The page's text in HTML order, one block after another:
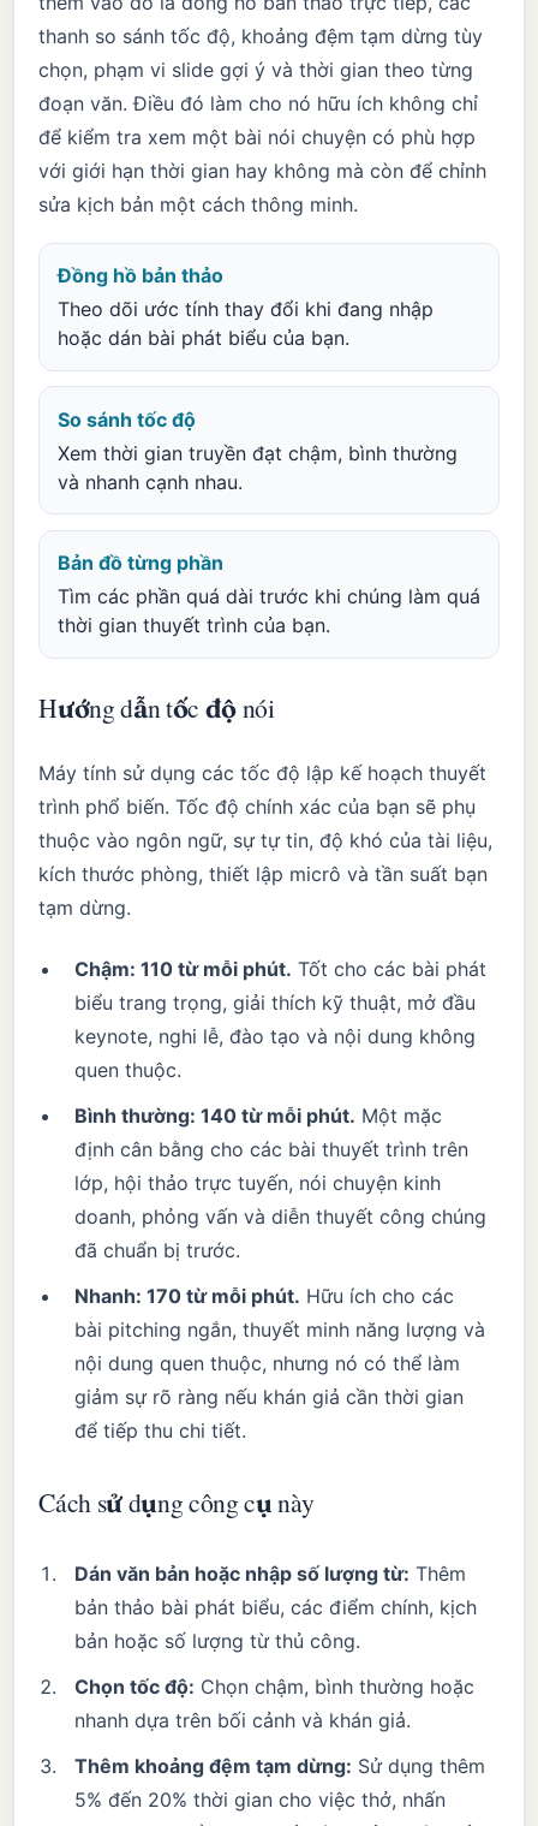
thanh so sánh tốc độ, khoảng đệm tạm dừng tùy
chọn, phạm vi slide gợi ý và thời gian theo từng
đoạn văn. Điều đó làm cho nó hữu ích không chỉ
để kiểm tra xem một bài nói chuyện có phù hợp
với giới hạn thời gian hay không mà còn để chỉnh
sửa kịch bản một cách thông minh.
Đồng hồ bản thảo
Theo dõi ước tính thay đổi khi đang nhập
hoặc dán bài phát biểu của bạn.
So sánh tốc độ
Xem thời gian truyền đạt chậm, bình thường
và nhanh cạnh nhau.
Bản đồ từng phần
Tìm các phần quá dài trước khi chúng làm quá
thời gian thuyết trình của bạn.
Hướng dẫn tốc độ nói
Máy tính sử dụng các tốc độ lập kế hoạch thuyết
trình phổ biến. Tốc độ chính xác của bạn sẽ phụ
thuộc vào ngôn ngữ, sự tự tin, độ khó của tài liệu,
kích thước phòng, thiết lập micrô và tần suất bạn
tạm dừng.
Chậm: 110 từ mỗi phút. Tốt cho các bài phát
biểu trang trọng, giải thích kỹ thuật, mở đầu
keynote, nghi lễ, đào tạo và nội dung không
quen thuộc.
Bình thường: 140 từ mỗi phút. Một mặc
định cân bằng cho các bài thuyết trình trên
lớp, hội thảo trực tuyến, nói chuyện kinh
doanh, phỏng vấn và diễn thuyết công chúng
đã chuẩn bị trước.
Nhanh: 170 từ mỗi phút. Hữu ích cho các
bài pitching ngắn, thuyết minh năng lượng và
nội dung quen thuộc, nhưng nó có thể làm
giảm sự rõ ràng nếu khán giả cần thời gian
để tiếp thu chi tiết.
Cách sử dụng công cụ này
Dán văn bản hoặc nhập số lượng từ: Thêm
bản thảo bài phát biểu, các điểm chính, kịch
bản hoặc số lượng từ thủ công.
Chọn tốc độ: Chọn chậm, bình thường hoặc
nhanh dựa trên bối cảnh và khán giả.
Thêm khoảng đệm tạm dừng: Sử dụng thêm
5% đến 20% thời gian cho việc thở, nhấn